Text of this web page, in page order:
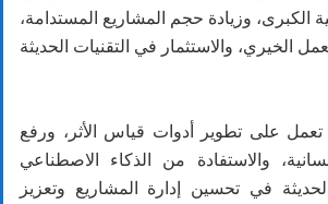
الكبرى، وزيادة حجم المشاريع المستدامة،
الخيري، والاستثمار في التقنيات الحديثة
على تطوير أدوات قياس الأثر، ورفع
والاستفادة من الذكاء الاصطناعي
في تحسين إدارة المشاريع وتعزيز